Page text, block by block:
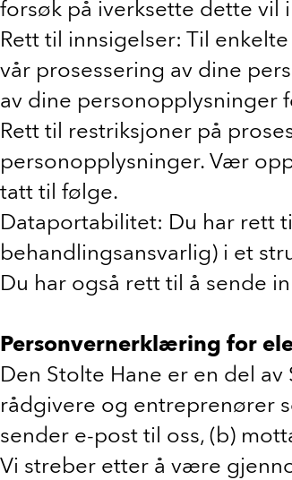
forsøk på iverksette dette vil
Rett til innsigelser: Til
vår prosessering av dine
av dine personopplysninger
Rett til restriksjoner på
personopplysninger. Vær
tatt til følge.
Dataportabilitet: Du har rett
behandlingsansvarlig) i et
Du har også rett til å sende
Personvernerklæring for
Den Stolte Hane er en del av
rådgivere og entreprenører
sender e-post til oss, (b)
Vi streber etter å være